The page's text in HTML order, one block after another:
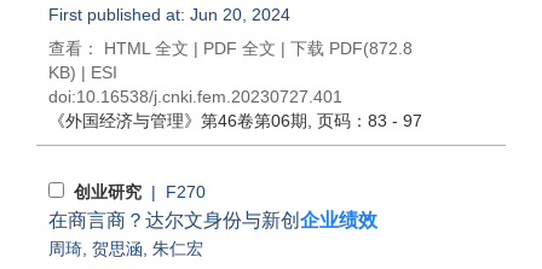
First published at: Jun 20, 2024
查看： HTML 全文 | PDF 全文 | 下载 PDF(872.8
KB) | ESI
doi:10.16538/j.cnki.fem.20230727.401
《外国经济与管理》 第46卷第06期 , 页码：83 - 97
创业研究 | F270
在商言商？达尔文身份与新创 企业绩效
周琦 贺思涵 朱仁宏